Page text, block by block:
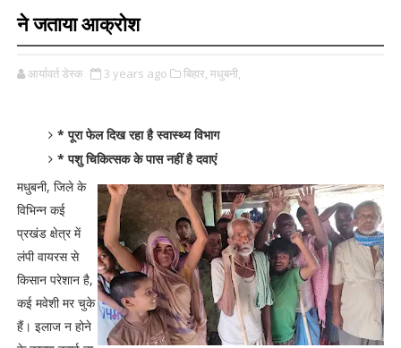
ने जताया आक्रोश
आर्यावर्त डेस्क 3 years ago बिहार, मधुबनी,
* पूरा फेल दिख रहा है स्वास्थ्य विभाग
* पशु चिकित्सक के पास नहीं है दवाएं
मधुबनी, जिले के
विभिन्न कई
प्रखंड क्षेत्र में
लंपी वायरस से
किसान परेशान है,
कई मवेशी मर चुके
हैं। इलाज न होने